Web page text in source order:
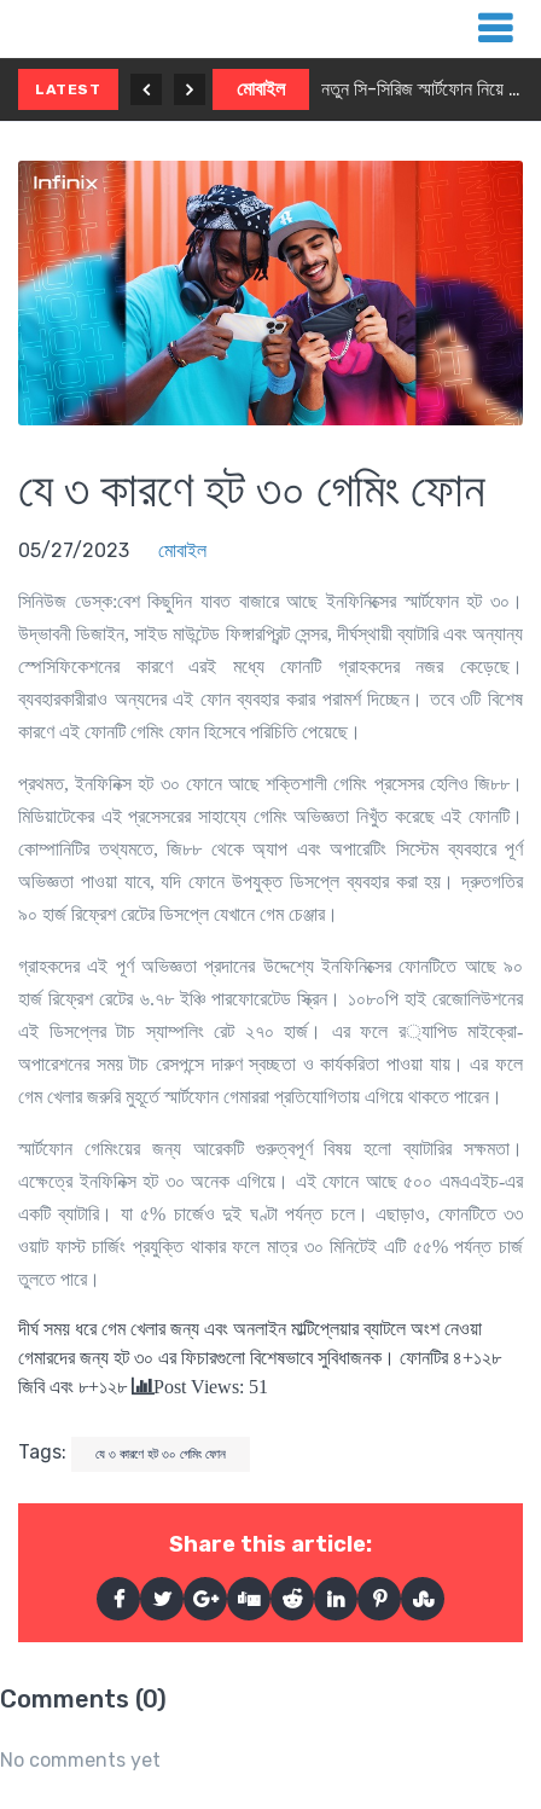
LATEST মোবাইল নতুন সি-সিরিজ স্মার্টফোন নিয়ে আসছে রিয়েলমি
যে ৩ কারণে হট ৩০ গেমিং ফোন
05/27/2023 মোবাইল
সিনিউজ ডেস্ক:বেশ কিছুদিন যাবত বাজারে‍আছে ইনফিনিক্সের স্মার্টফোন হট ৩০ ।
উদ্ভাবনী ডিজাইন,সাইড মাউন্টেড ফিঙ্গারপ্রিন্ট সেন্সর,দীর্ঘস্থায়ী ব্যাটারি এবং অন্যান্য
স্পেসিফিকেশনের
কারণে এরই মধ্যে ফোনটি গ্রাহকদের নজর কেড়েছে ।
ব্যবহারকারীরাও অন্যদের এই ফোন ব্যবহার করার পরামর্শ দিচ্ছেন । তবে ৩টি বিশেষ
কারণে এই ফোনটি গেমিং ফোন হিসেবে পরিচিতি পেয়েছে ।
প্রথমত,ইনফিনিক্স হট ৩০ ফোনে আছে শক্তিশালী গেমিং প্রসেসর হেলিও জি৮৮।
মিডিয়াটেকের এই প্রসেসরের সাহায্যে গেমিং অভিজ্ঞতা নিখুঁত করেছে এই ফোনটি।
কোম্পানিটির তথ্যমতে,জি৮৮ থেকে অ্যাপ এবং অপারেটিং সিস্টেম ব্যবহারে পূর্ণ
অভিজ্ঞতা পাওয়া যাবে,যদি ফোনে উপযুক্ত ডিসপ্লে ব্যবহার করা হয় । দ্রুতগতির
৯০ হার্জ রিফ্রেশ রেটের ডিসপ্লে যেখানে গেম চেঞ্জার।
গ্রাহকদের এই পূর্ণ অভিজ্ঞতা প্রদানের উদ্দেশ্যে ইনফিনিক্সের ফোনটিতে আছে ৯০
হার্জ রিফ্রেশ রেটের ৬.৭৮ ইঞ্চি পারফোরেটেড স্ক্রিন । ১০৮০পি হাই রেজোলিউশনের
এই ডিসপ্লের টাচ স্যাম্পলিং রেট ২৭০ হার্জ। এর ফলে র্যাপিড মাইক্রো-
অপারেশনের সময় টাচ রেসপন্সে দারুণ স্বচ্ছতা ও কার্যকরিতা পাওয়া যায়। এর ফলে
গেম খেলার জরুরি মুহূর্তে স্মার্টফোন গেমাররা প্রতিযোগিতায় এগিয়ে থাকতে পারেন ।
স্মার্টফোন গেমিংয়ের জন্য আরেকটি গুরুত্বপূর্ণ বিষয় হলো ব্যাটারির সক্ষমতা ।
এক্ষেত্রে ইনফিনিক্স হট ৩০ অনেক এগিয়ে । এই ফোনে আছে ৫০০ এমএএইচ-এর
একটি ব্যাটারি। যা ৫% চার্জেও দুই ঘণ্টা পর্যন্ত চলে। এছাড়াও, ফোনটিতে ৩৩
ওয়াট ফাস্ট চার্জিং প্রযুক্তি থাকার ফলে মাত্র ৩০ মিনিটেই এটি ৫৫%পর্যন্ত চার্জ
তুলতে পারে।
দীর্ঘ সময় ধরে গেম খেলার জন্য এবং অনলাইন মাল্টিপ্লেয়ার ব্যাটলে অংশ নেওয়া
গেমারদের জন্য হট ৩০ এর ফিচারগুলো বিশেষভাবে সুবিধাজনক । ফোনটির ৪+১২৮
জিবি এবং ৮+১২৮ Post Views: 51
Tags: যে ৩ কারণে হট ৩০ গেমিং ফোন
Share this article:
Comments (0)
No comments yet